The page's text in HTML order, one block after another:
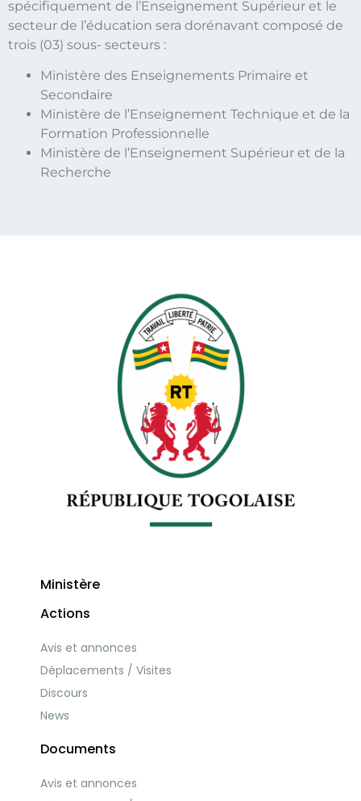
spécifiquement de l’Enseignement Supérieur et le
secteur de l’éducation sera dorénavant composé de
trois (03) sous- secteurs :
Ministère des Enseignements Primaire et
Secondaire
Ministère de l’Enseignement Technique et de la
Formation Professionnelle
Ministère de l’Enseignement Supérieur et de la
Recherche
Ministère
Actions
Avis et annonces
Déplacements / Visites
Discours
News
Documents
Avis et annonces